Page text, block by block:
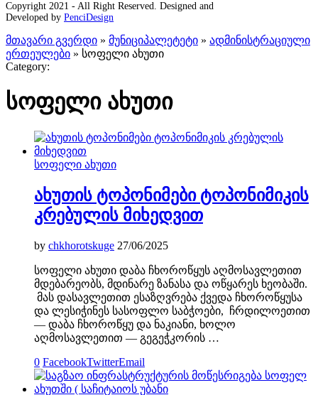
Copyright 2021 - All Right Reserved. Designed and
Developed by PenciDesign
მთავარი გვერდი » მუნიციპალეტეტი » ადმინისტრაციული
ერთეულები » სოფელი ახუთი
Category:
სოფელი ახუთი
სოფელი ახუთი
ახუთის ტოპონიმები ტოპონიმიკის
კრებულის მიხედვით
by chkhorotskuge 27/06/2025
სოფელი ახუთი დაბა ჩხოროწყუს აღმოსავლეთით
მდებარეობს, მდინარე ზანასა და ოწყარეს ხეობაში.
მას დასავლეთით ესაზღვრება ქვედა ჩხოროწყუსა
და ლესიჭინეს სასოფლო საბჭოები, ჩრდილოეთით
— დაბა ჩხოროწყუ და ნაკიანი, ხოლო
აღმოსავლეთით — გეგეჭკორის …
0 FacebookTwitterEmail